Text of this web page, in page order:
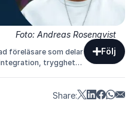
Foto: Andreas Rosenqvist
föreläsare som delar
trygghet
Följ
Share: